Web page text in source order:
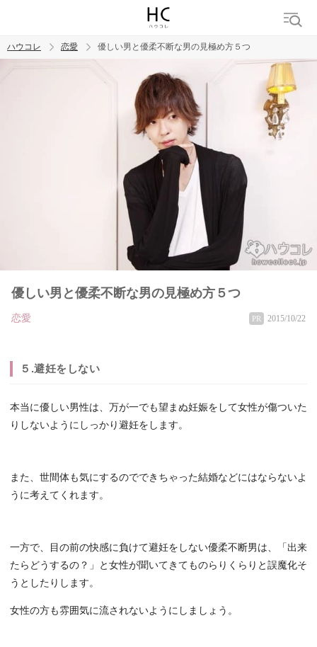
ハウコレ 恋愛 優しい男と優柔不断な男の見極め方５つ
優しい男と優柔不断な男の見極め方５つ
恋愛 PR 2015/10/22
５.避妊をしない
本当に優しい男性は、万が一でも望まぬ妊娠をして女性が傷ついた
りしないようにしっかり避妊をします。
また、世間体も気にするのでできちゃった結婚などにはならないよ
うに考えてくれます。
一方で、目の前の快感に負けて避妊をしない優柔不断男は、「出来
たらどうするの？」と女性が聞いてきてものらりくらりと誤魔化そ
うとしたりします。
女性の方も雰囲気に流されないようにしましょう。